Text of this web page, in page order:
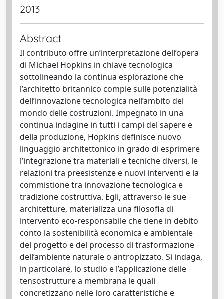
2013
Abstract
Il contributo offre un’interpretazione dell’opera
di Michael Hopkins in chiave tecnologica
sottolineando la continua esplorazione che
l’architetto britannico compie sulle potenzialità
dell’innovazione tecnologica nell’ambito del
mondo delle costruzioni. Impegnato in una
continua indagine in tutti i campi del sapere e
della produzione, Hopkins definisce nuovo
linguaggio architettonico in grado di esprimere
l’integrazione tra materiali e tecniche diversi, le
relazioni tra preesistenze e nuovi interventi e la
commistione tra innovazione tecnologica e
tradizione costruttiva. Egli, attraverso le sue
architetture, materializza una filosofia di
intervento eco-responsabile che tiene in debito
conto la sostenibilità economica e ambientale
del progetto e del processo di trasformazione
dell’ambiente naturale o antropizzato. Si indaga,
in particolare, lo studio e l’applicazione delle
tensostrutture a membrana le quali
concretizzano nelle loro caratteristiche e